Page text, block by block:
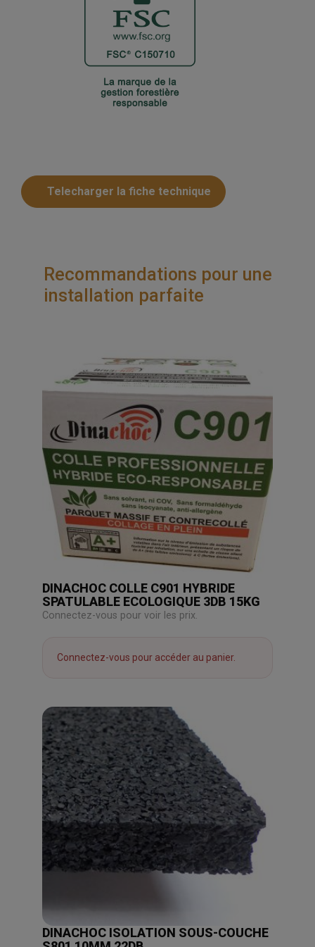
Telecharger la fiche technique
Recommandations pour une
installation parfaite
DINACHOC COLLE C901 HYBRIDE
SPATULABLE ECOLOGIQUE 3DB 15KG
Connectez-vous pour voir les prix.
Connectez-vous pour accéder au panier.
DINACHOC ISOLATION SOUS-COUCHE